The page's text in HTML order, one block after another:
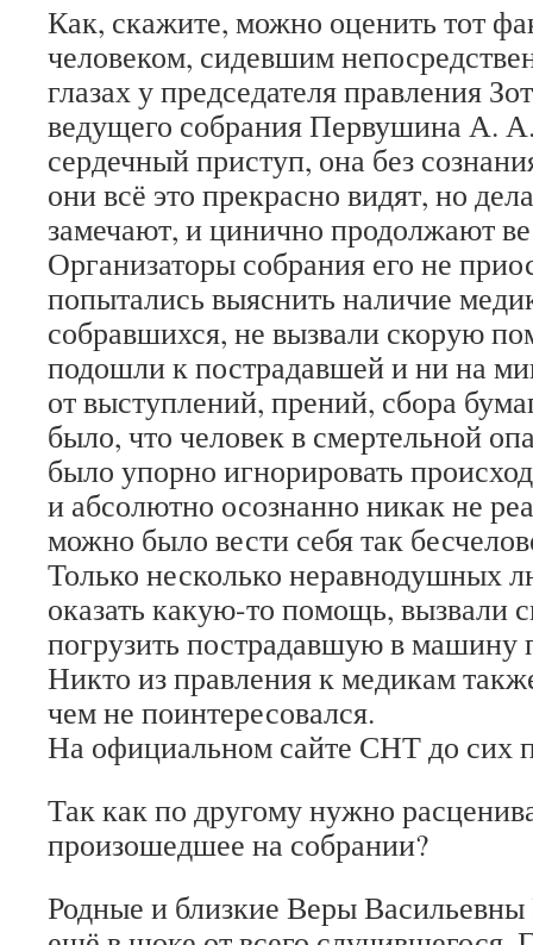
Как, скажите, можно оценить тот
человеком, сидевшим
глазах у председателя правления
ведущего собрания Первушина А.
сердечный приступ, она без
они всё это прекрасно видят, но
замечают, и цинично продолжают
Организаторы собрания его не
попытались выяснить наличие
собравшихся, не вызвали скорую
подошли к пострадавшей и ни на
от выступлений, прений, сбора
было, что человек в смертельной
было упорно игнорировать
и абсолютно осознанно никак не
можно было вести себя так
Только несколько неравнодушных
оказать какую-то помощь, вызвали
погрузить пострадавшую в
Никто из правления к медикам
чем не поинтересовался.
На официальном сайте СНТ до
Так как по другому нужно
произошедшее на собрании?
Родные и близкие Веры